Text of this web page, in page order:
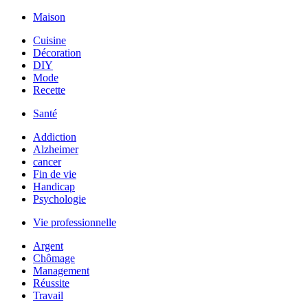
Maison
Cuisine
Décoration
DIY
Mode
Recette
Santé
Addiction
Alzheimer
cancer
Fin de vie
Handicap
Psychologie
Vie professionnelle
Argent
Chômage
Management
Réussite
Travail